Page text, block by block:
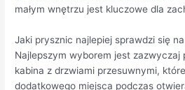
małym wnętrzu jest kluczowe dla
Jaki prysznic najlepiej sprawdzi się
Najlepszym wyborem jest
kabina z drzwiami przesuwnymi,
dodatkowego miejsca podczas